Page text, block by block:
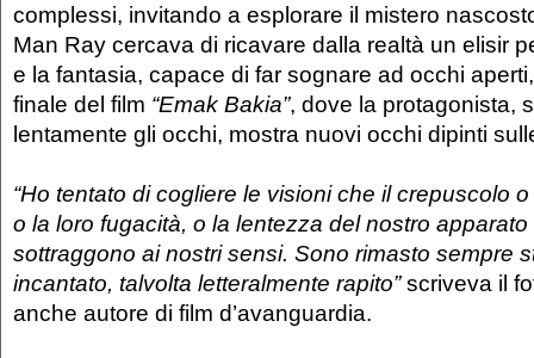
complessi, invitando a esplorare il mistero
Man Ray cercava di ricavare dalla realtà un elisir
e la fantasia, capace di far sognare ad occhi
finale del film “Emak Bakia”, dove la protagonista,
lentamente gli occhi, mostra nuovi occhi dipinti
“Ho tentato di cogliere le visioni che il crepuscolo
o la loro fugacità, o la lentezza del nostro
sottraggono ai nostri sensi. Sono rimasto sempre
incantato, talvolta letteralmente rapito”scriveva il
anche autore di film d’avanguardia.